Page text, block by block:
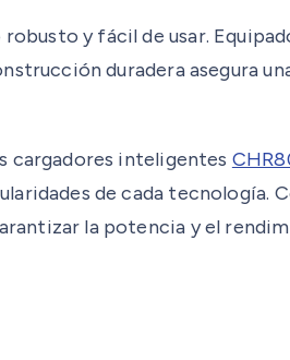
y fácil de usar.
duradera asegura
cargadores inteligentes
de cada tecnología.
la potencia y el